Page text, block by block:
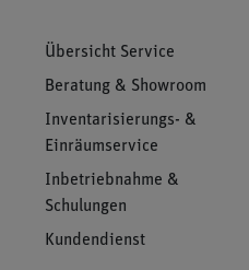
Übersicht Service
Beratung & Showroom
Inventarisierungs- &
Einräumservice
Inbetriebnahme &
Schulungen
Kundendienst